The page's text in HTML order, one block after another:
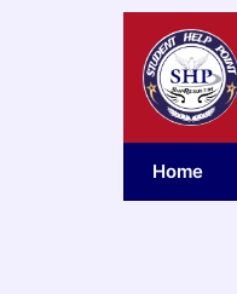
Home